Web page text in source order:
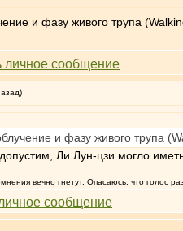
и фазу живого трупа
и фазу живого трупа
Ли Лун-цзи могло
вечно гнетут. Опасаюсь, что